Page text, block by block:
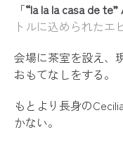
「“la la la casa de te”
トルに込められたエ
会場に茶室を設え、
おもてなしをする。
もとより長身の
かない。